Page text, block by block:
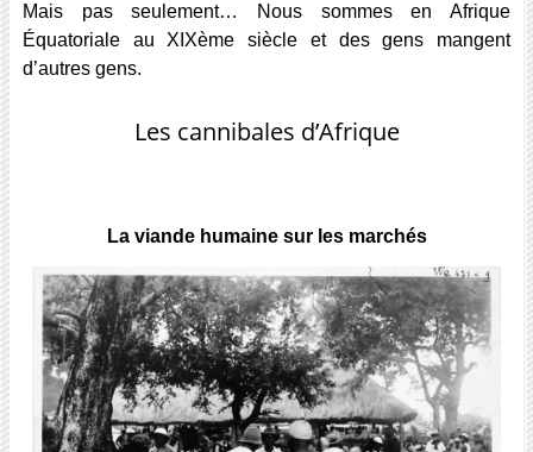
Mais pas seulement… Nous sommes en Afrique
Équatoriale au XIXème siècle et des gens mangent
d’autres gens.
Les cannibales d’Afrique
La viande humaine sur les marchés